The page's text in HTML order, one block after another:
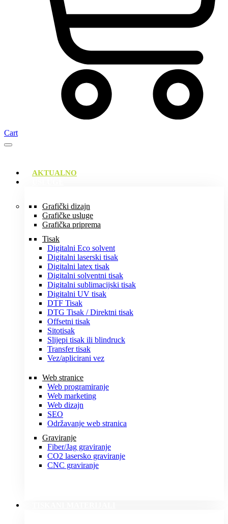
Cart
AKTUALNO
Grafički dizajn
Grafičke usluge
Grafička priprema
Tisak
Digitalni Eco solvent
Digitalni laserski tisak
Digitalni latex tisak
Digitalni solventni tisak
Digitalni sublimacijski tisak
Digitalni UV tisak
DTF Tisak
DTG Tisak / Direktni tisak
Offsetni tisak
Sitotisak
Slijepi tisak ili blindruck
Transfer tisak
Vez/aplicirani vez
Web stranice
Web programiranje
Web marketing
Web dizajn
SEO
Održavanje web stranica
Graviranje
Fiber/Jag graviranje
CO2 lasersko graviranje
CNC graviranje